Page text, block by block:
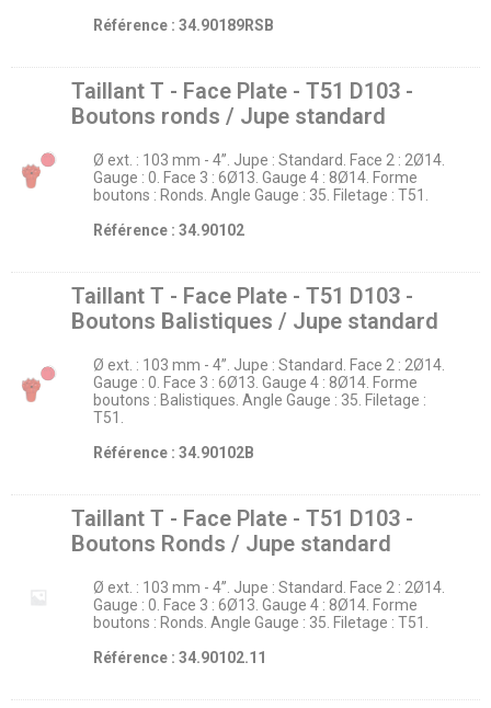
Référence : 34.90189RSB
Taillant T - Face Plate - T51 D103 -
Boutons ronds / Jupe standard
Ø ext. : 103 mm - 4’’. Jupe : Standard. Face 2 : 2Ø14.
Gauge : 0. Face 3 : 6Ø13. Gauge 4 : 8Ø14. Forme
boutons : Ronds. Angle Gauge : 35. Filetage : T51.
Référence : 34.90102
Taillant T - Face Plate - T51 D103 -
Boutons Balistiques / Jupe standard
Ø ext. : 103 mm - 4’’. Jupe : Standard. Face 2 : 2Ø14.
Gauge : 0. Face 3 : 6Ø13. Gauge 4 : 8Ø14. Forme
boutons : Balistiques. Angle Gauge : 35. Filetage :
T51.
Référence : 34.90102B
Taillant T - Face Plate - T51 D103 -
Boutons Ronds / Jupe standard
Ø ext. : 103 mm - 4’’. Jupe : Standard. Face 2 : 2Ø14.
Gauge : 0. Face 3 : 6Ø13. Gauge 4 : 8Ø14. Forme
boutons : Ronds. Angle Gauge : 35. Filetage : T51.
Référence : 34.90102.11